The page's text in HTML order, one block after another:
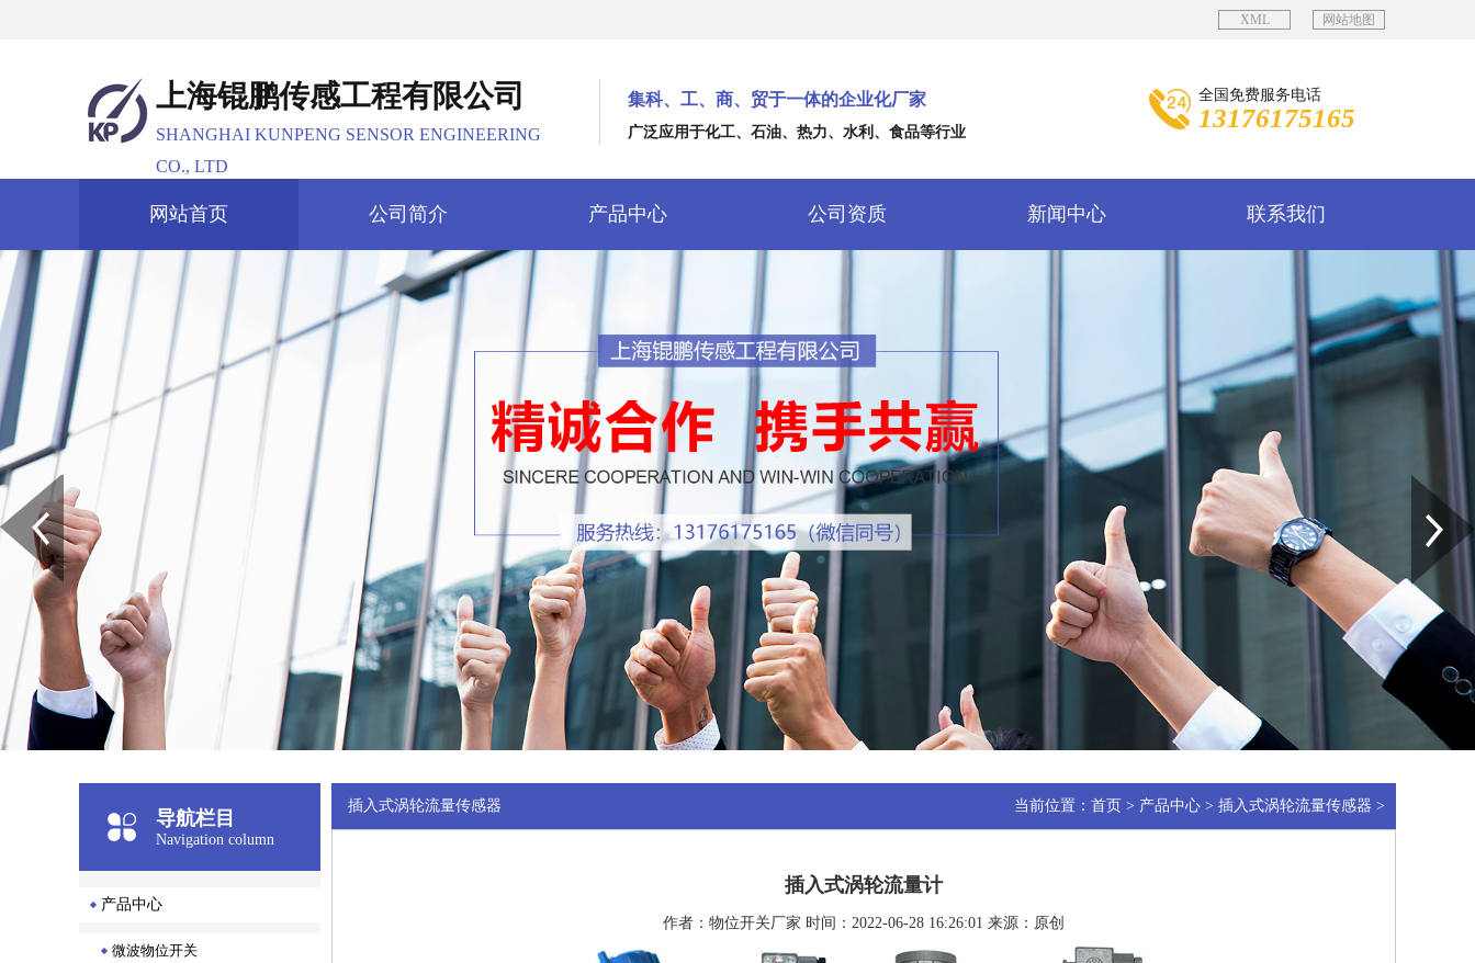
网站地图
XML
上海锟鹏传感工程有限公司
SHANGHAI KUNPENG SENSOR ENGINEERING
CO., LTD
集科、工、商、贸于一体的企业化厂家
广泛应用于化工、石油、热力、水利、食品等行业
全国免费服务电话
13176175165
网站首页 公司简介 产品中心 公司资质 新闻中心 联系我们
Prev Next
导航栏目
Navigation column
产品中心
微波物位开关
当前位置： 首页 > 产品中心 > 插入式涡轮流量传感器 >
插入式涡轮流量传感器
插入式涡轮流量计
作者：物位开关厂家 时间：2022-06-28 16:26:01 来源：原创